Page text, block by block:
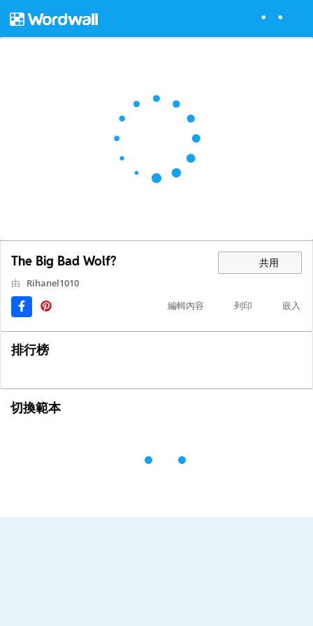
The Big Bad Wolf? 共用
由
Rihanel1010
編輯內容
列印 嵌入
排行榜
切換範本